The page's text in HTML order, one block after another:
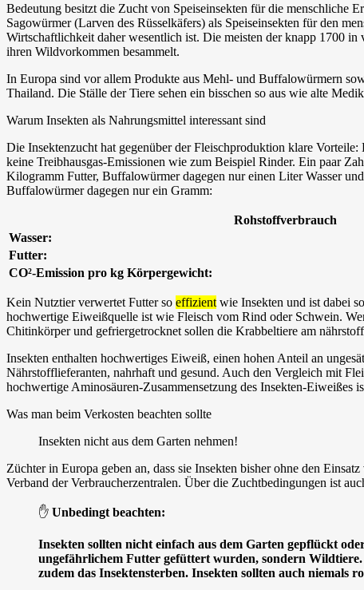
Bedeutung besitzt die Zucht von Speiseinsekten für die menschliche
Sagowürmer (Larven des Rüsselkäfers) als Speiseinsekten für den
Wirtschaftlichkeit daher wesentlich ist. Die meisten der knapp 1700 in
ihren Wildvorkommen besammelt.
In Europa sind vor allem Produkte aus Mehl- und Buffalowürmern
Thailand. Die Ställe der Tiere sehen ein bisschen so aus wie alte
Warum Insekten als Nahrungsmittel interessant sind
Die Insektenzucht hat gegenüber der Fleischproduktion klare
keine Treibhausgas-Emissionen wie zum Beispiel Rinder. Ein paar
Kilogramm Futter, Buffalowürmer dagegen nur einen Liter Wasser
Buffalowürmer dagegen nur ein Gramm:
Rohstoffverbrauch
Wasser:
Futter:
CO²-Emission pro kg Körpergewicht:
Kein Nutztier verwertet Futter so effizient wie Insekten und ist dabei so
hochwertige Eiweißquelle ist wie Fleisch vom Rind oder Schwein.
Chitinkörper und gefriergetrocknet sollen die Krabbeltiere am
Insekten enthalten hochwertiges Eiweiß, einen hohen Anteil an
Nährstofflieferanten, nahrhaft und gesund. Auch den Vergleich mit
hochwertige Aminosäuren-Zusammensetzung des Insekten-Eiweißes
Was man beim Verkosten beachten sollte
Insekten nicht aus dem Garten nehmen!
Züchter in Europa geben an, dass sie Insekten bisher ohne den
Verband der Verbraucherzentralen. Über die Zuchtbedingungen ist
✋ Unbedingt beachten:
Insekten sollten nicht einfach aus dem Garten gepflückt
ungefährlichem Futter gefüttert wurden, sondern
zudem das Insektensterben. Insekten sollten auch niemals